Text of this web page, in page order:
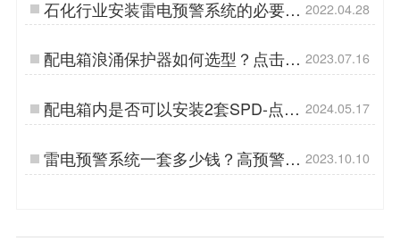
石化行业安装雷电预警系统的必要
性-点击了解【杭州易造】…
2022.04.28
配电箱浪涌保护器如何选型？点击进
入-易造防雷…
2023.07.16
配电箱内是否可以安装2套SPD-点击
查看-易造防雷…
2024.05.17
雷电预警系统一套多少钱？高预警
率，性价比超高！-易造防雷…
2023.10.10